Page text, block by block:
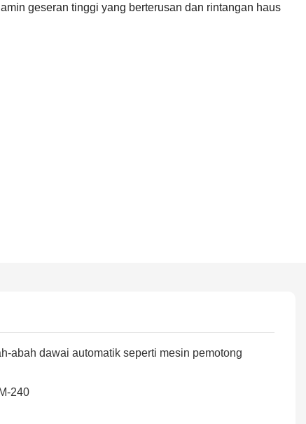
geseran tinggi yang berterusan dan rintangan haus
abah dawai automatik seperti mesin pemotong
240